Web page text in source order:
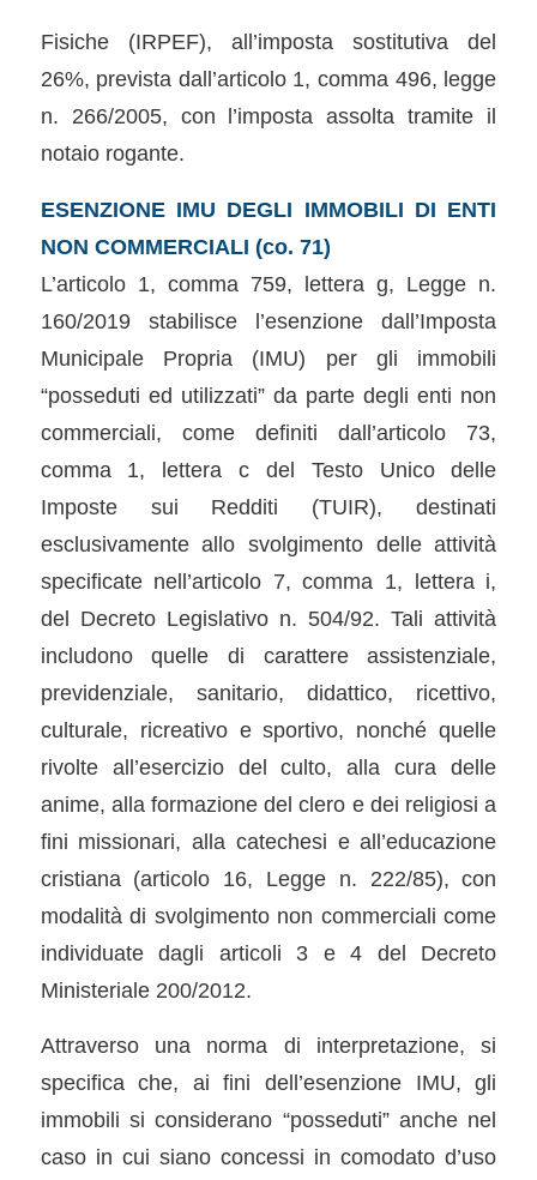
Fisiche (IRPEF), all’imposta sostitutiva del
26%, prevista dall’articolo 1, comma 496, legge
n. 266/2005, con l’imposta assolta tramite il
notaio rogante.
ESENZIONE IMU DEGLI IMMOBILI DI ENTI
NON COMMERCIALI (co. 71)
L’articolo 1, comma 759, lettera g, Legge n.
160/2019 stabilisce l’esenzione dall’Imposta
Municipale Propria (IMU) per gli immobili
“posseduti ed utilizzati” da parte degli enti non
commerciali, come definiti dall’articolo 73,
comma 1, lettera c del Testo Unico delle
Imposte sui Redditi (TUIR), destinati
esclusivamente allo svolgimento delle attività
specificate nell’articolo 7, comma 1, lettera i,
del Decreto Legislativo n. 504/92. Tali attività
includono quelle di carattere assistenziale,
previdenziale, sanitario, didattico, ricettivo,
culturale, ricreativo e sportivo, nonché quelle
rivolte all’esercizio del culto, alla cura delle
anime, alla formazione del clero e dei religiosi a
fini missionari, alla catechesi e all’educazione
cristiana (articolo 16, Legge n. 222/85), con
modalità di svolgimento non commerciali come
individuate dagli articoli 3 e 4 del Decreto
Ministeriale 200/2012.
Attraverso una norma di interpretazione, si
specifica che, ai fini dell’esenzione IMU, gli
immobili si considerano “posseduti” anche nel
caso in cui siano concessi in comodato d’uso